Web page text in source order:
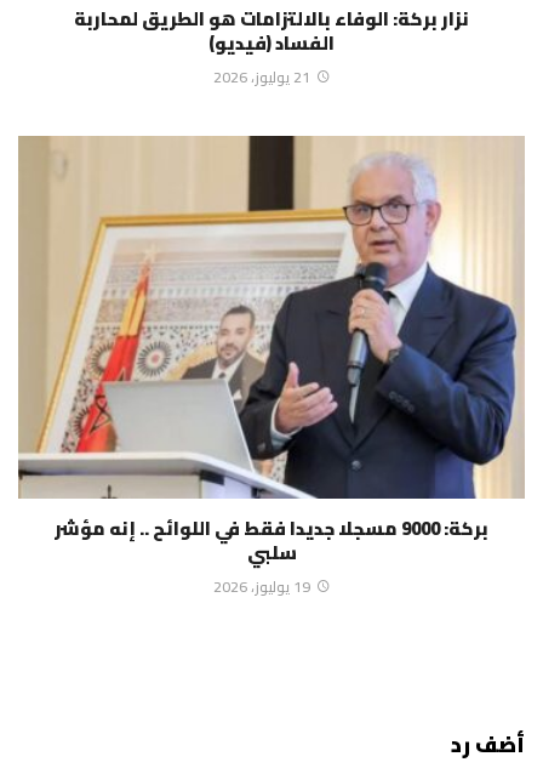
نزار بركة: الوفاء بالالتزامات هو الطريق لمحاربة
الفساد (فيديو)
21 يوليوز، 2026
بركة: 9000 مسجلا جديدا فقط في اللوائح .. إنه مؤشر
سلبي
19 يوليوز، 2026
أضف رد